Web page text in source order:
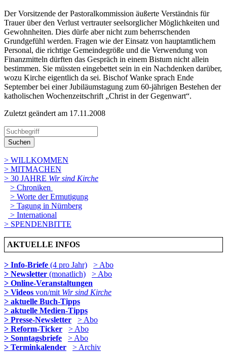
Der Vorsitzende der Pastoralkommission äußerte Verständnis für
Trauer über den Verlust vertrauter seelsorglicher Möglichkeiten und
Gewohnheiten. Dies dürfe aber nicht zum beherrschenden
Grundgefühl werden. Fragen wie der Einsatz von hauptamtlichem
Personal, die richtige Gemeindegröße und die Verwendung von
Finanzmitteln dürften das Gespräch in einem Bistum nicht allein
bestimmen. Sie müssten eingebettet sein in ein Nachdenken darüber,
wozu Kirche eigentlich da sei. Bischof Wanke sprach Ende
September bei einer Jubiläumstagung zum 60-jährigen Bestehen der
katholischen Wochenzeitschrift „Christ in der Gegenwart“.
Zuletzt geändert am 17­.11.2008
Suchen
> WILLKOMMEN
> MITMACHEN
> 30 JAHRE Wir sind Kirche
> Chroniken
> Worte der Ermutigung
> Tagung in Nürnberg
> International
> SPENDENBITTE
AKTUELLE INFOS
> Info-Briefe (4 pro Jahr)
> Abo
> Newsletter (monatlich)
> Abo
> Online-Veranstaltungen
> Videos von/mit Wir sind Kirche
> aktuelle Buch-Tipps
> aktuelle Medien-Tipps
> Presse-Newsletter
> Abo
> Reform-Ticker
> Abo
> Sonntagsbriefe
> Abo
> Terminkalender
> Archiv